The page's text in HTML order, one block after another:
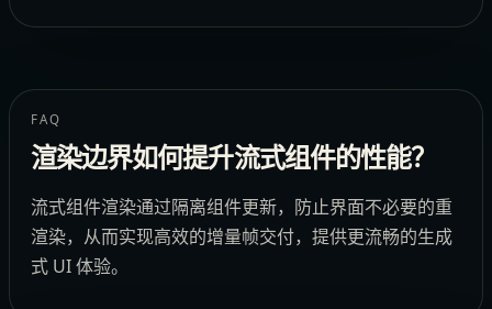
FAQ
渲染边界如何提升流式组件的性能？
流式组件渲染通过隔离组件更新，防止界面不必要的重
渲染，从而实现高效的增量帧交付，提供更流畅的生成
式 UI 体验。